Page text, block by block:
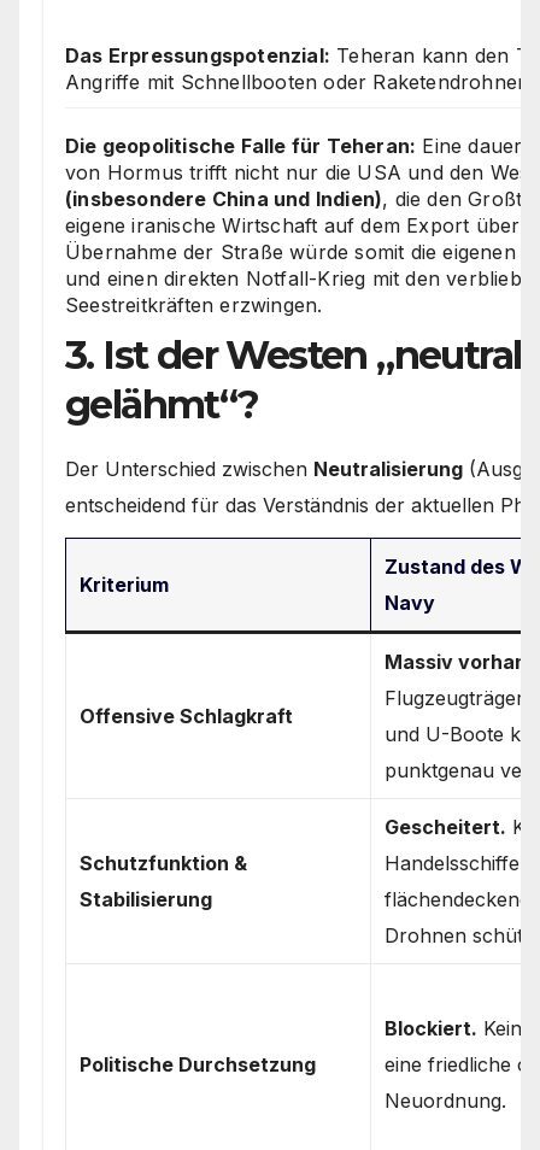
Das Erpressungspotenzial: Teheran kann den
Angriffe mit Schnellbooten oder
Die geopolitische Falle für Teheran: Eine
von Hormus trifft nicht nur die USA und den
(insbesondere China und Indien), die den
eigene iranische Wirtschaft auf dem Export über
Übernahme der Straße würde somit die eigenen
und einen direkten Notfall-Krieg mit den
Seestreitkräften erzwingen.
3. Ist der Westen
gelähmt“?
Der Unterschied zwischen Neutralisierung
entscheidend für das Verständnis der aktuellen
Kriterium
Zustand des
Navy
Offensive Schlagkraft
Massiv
Flugzeugträger,
und U-Boote
punktgenau
Schutzfunktion &
Stabilisierung
Gescheitert.
Handelsschiffe
flächendeckend
Drohnen
Politische Durchsetzung
Blockiert.
eine friedliche
Neuordnung.